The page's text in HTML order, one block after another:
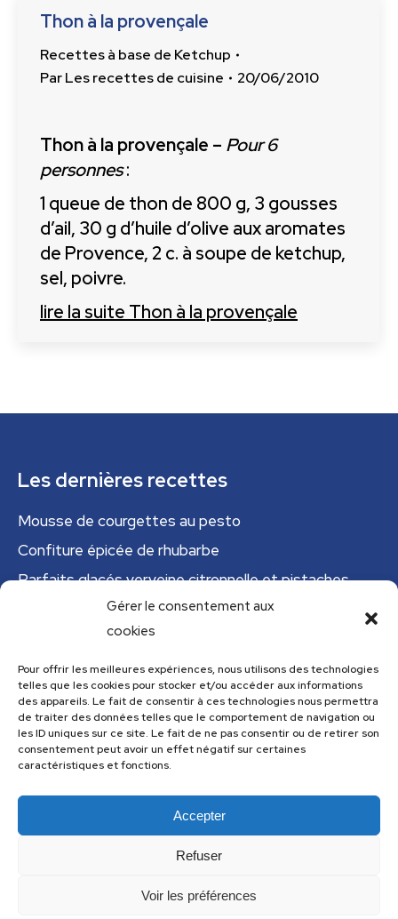
Gérer le consentement aux
cookies
Pour offrir les meilleures expériences, nous utilisons des technologies
telles que les cookies pour stocker et/ou accéder aux informations
des appareils. Le fait de consentir à ces technologies nous permettra
de traiter des données telles que le comportement de navigation ou
les ID uniques sur ce site. Le fait de ne pas consentir ou de retirer son
consentement peut avoir un effet négatif sur certaines
caractéristiques et fonctions.
Accepter
Refuser
Voir les préférences
Thon à la provençale
Recettes à base de Ketchup
ParLes recettes de cuisine 20/06/2010
Thon à la provençale – Pour 6
personnes:
1 queue de thon de 800 g, 3 gousses
d’ail, 30 g d’huile d’olive aux aromates
de Provence, 2 c. à soupe de ketchup,
sel, poivre.
lire la suite Thon à la provençale
Les dernières recettes
Mousse de courgettes au pesto
Confiture épicée de rhubarbe
Parfaits glacés verveine citronnelle et pistaches
Tajine tunisien à la courgette (IG bas)
Cannelloni de courgettes
Menu
Menu
Les recettes de cuisine.com utiliseAccessibility Checker
surveiller l'accessibilité de notre site web.